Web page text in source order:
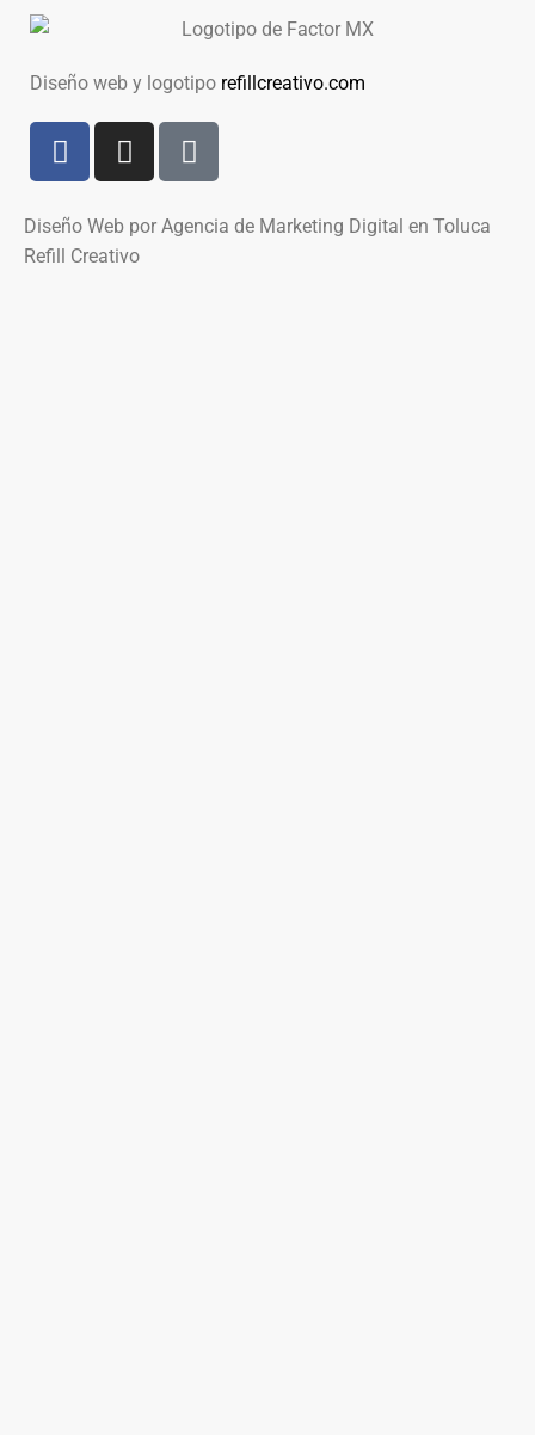
Diseño web y logotipo refillcreativo.com
Diseño Web por Agencia de Marketing Digital en Toluca
Refill Creativo